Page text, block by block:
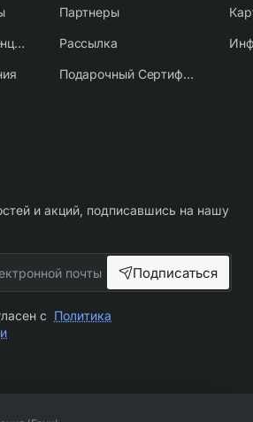
Политика конфиденциальности
Партнеры
Рассылка
Подарочный Сертификат
и акций, подписавшись на нашу
Подписаться
с Политика